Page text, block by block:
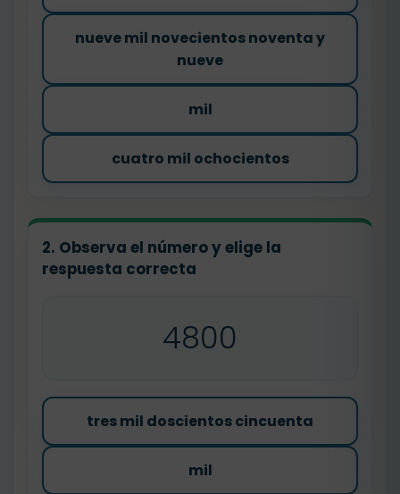
nueve mil novecientos noventa y
nueve
mil
cuatro mil ochocientos
2. Observa el número y elige la
respuesta correcta
4800
tres mil doscientos cincuenta
mil